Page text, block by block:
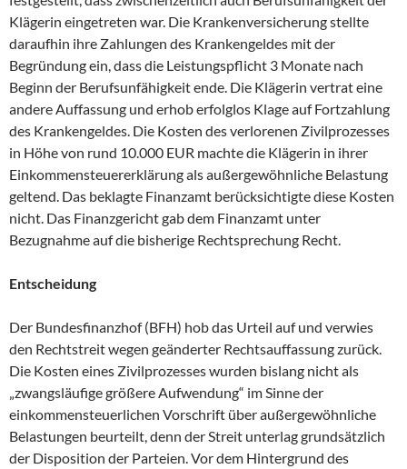
Klägerin eingetreten war. Die Krankenversicherung stellte
daraufhin ihre Zahlungen des Krankengeldes mit der
Begründung ein, dass die Leistungspflicht 3 Monate nach
Beginn der Berufsunfähigkeit ende. Die Klägerin vertrat eine
andere Auffassung und erhob erfolglos Klage auf Fortzahlung
des Krankengeldes. Die Kosten des verlorenen Zivilprozesses
in Höhe von rund 10.000 EUR machte die Klägerin in ihrer
Einkommensteuererklärung als außergewöhnliche Belastung
geltend. Das beklagte Finanzamt berücksichtigte diese Kosten
nicht. Das Finanzgericht gab dem Finanzamt unter
Bezugnahme auf die bisherige Rechtsprechung Recht.
Entscheidung
Der Bundesfinanzhof (BFH) hob das Urteil auf und verwies
den Rechtstreit wegen geänderter Rechtsauffassung zurück.
Die Kosten eines Zivilprozesses wurden bislang nicht als
„zwangsläufige größere Aufwendung“ im Sinne der
einkommensteuerlichen Vorschrift über außergewöhnliche
Belastungen beurteilt, denn der Streit unterlag grundsätzlich
der Disposition der Parteien. Vor dem Hintergrund des